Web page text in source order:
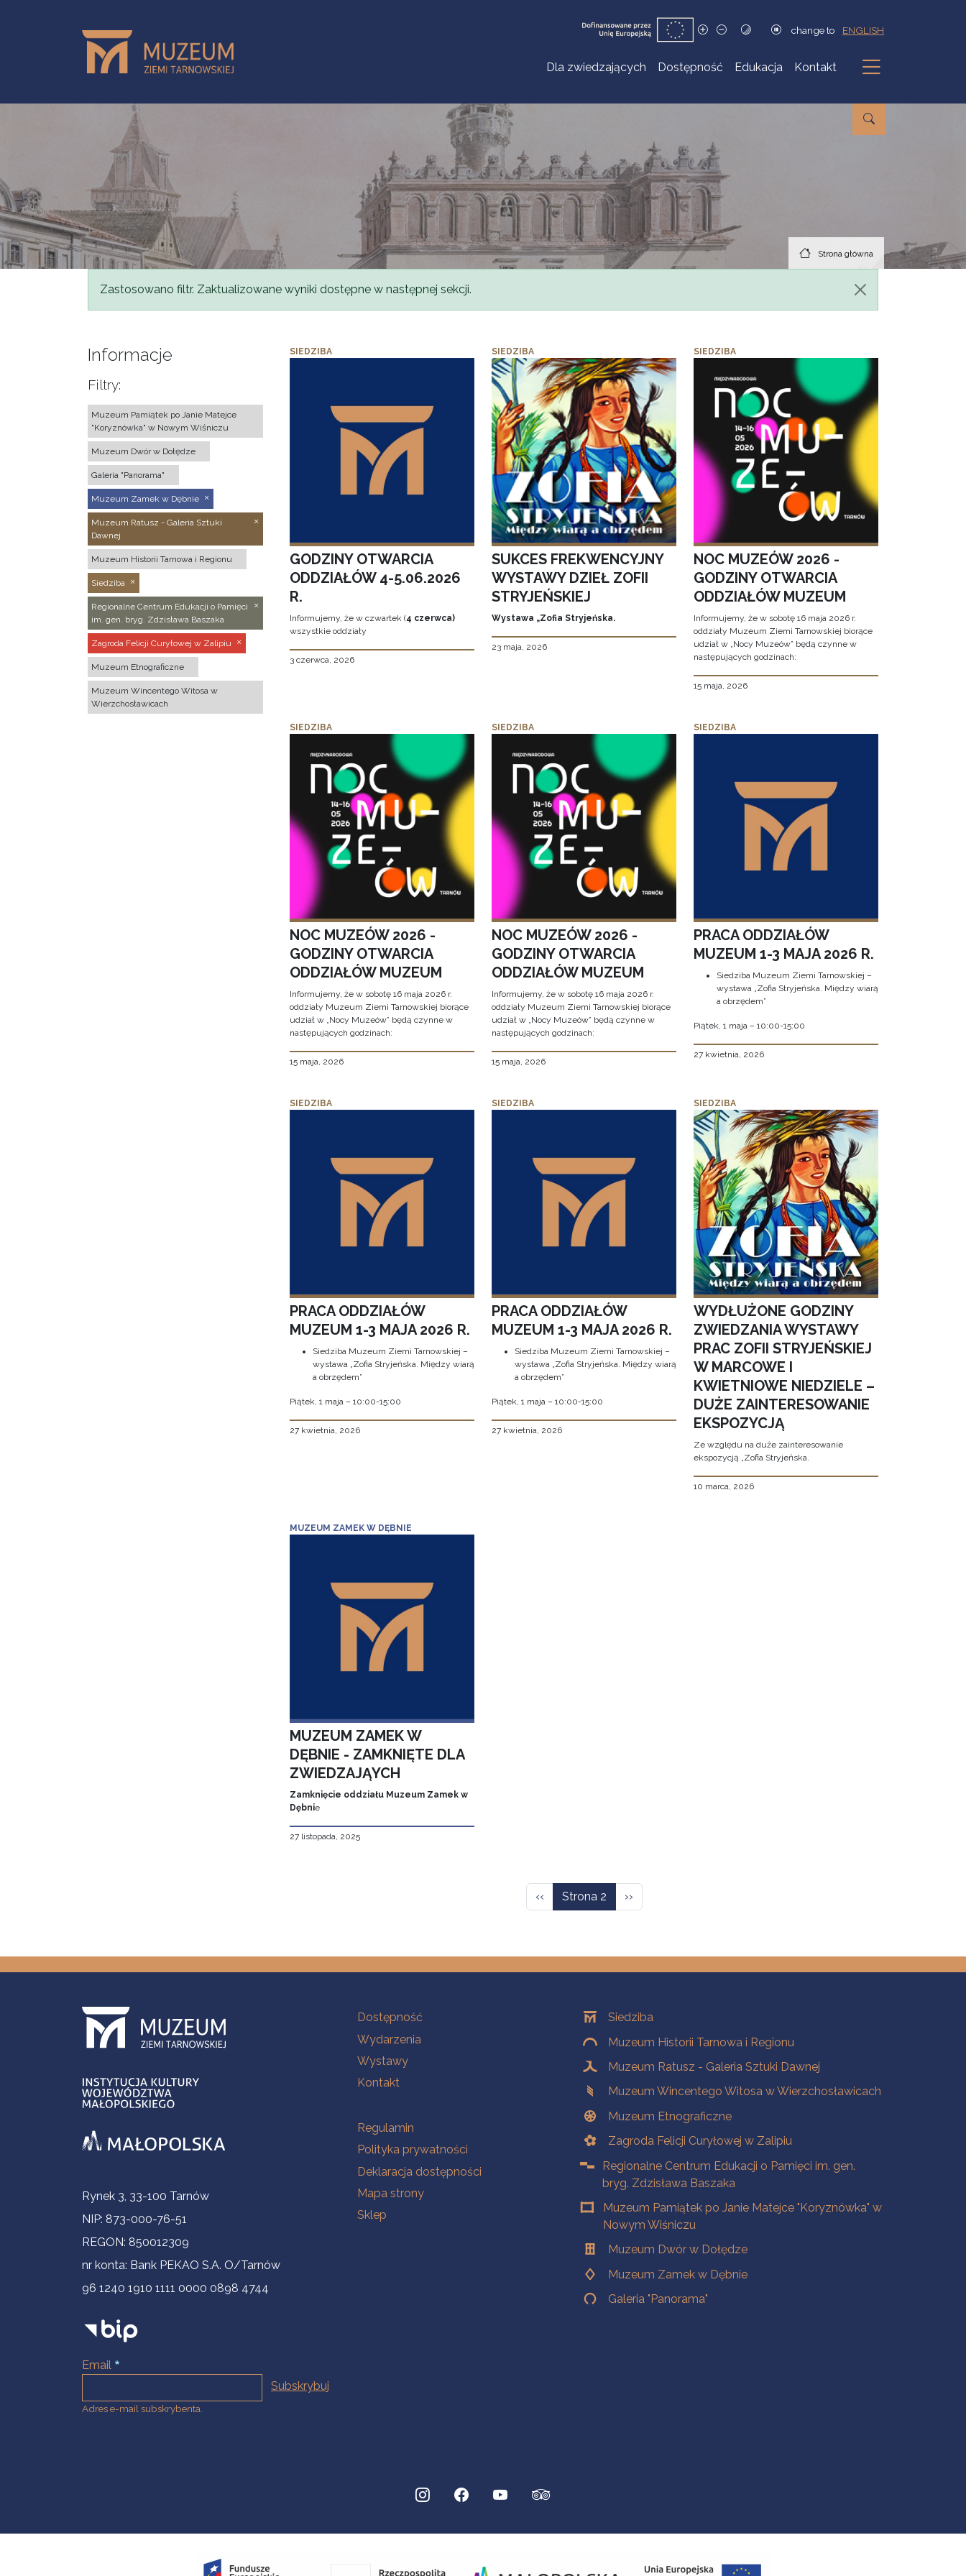
change to ENGLISH
Dla zwiedzających Dostępność Edukacja Kontakt
Podmenu
Strona główna
Komunikat
Zastosowano filtr. Zaktualizowane wyniki dostępne w następnej sekcji.
Informacje
Filtry:
Muzeum Pamiątek po Janie Matejce
"Koryznówka" w Nowym Wiśniczu
Muzeum Dwór w Dołędze
Galeria "Panorama"
Muzeum Zamek w Dębnie
Muzeum Ratusz - Galeria Sztuki
Dawnej
Muzeum Historii Tarnowa i Regionu
Siedziba
Regionalne Centrum Edukacji o Pamięci
im. gen. bryg. Zdzisława Baszaka
Zagroda Felicji Curyłowej w Zalipiu
Muzeum Etnograficzne
Muzeum Wincentego Witosa w
Wierzchosławicach
SIEDZIBA
GODZINY OTWARCIA
ODDZIAŁÓW 4-5.06.2026
R.
Informujemy, że w czwartek (4 czerwca)
wszystkie oddziały
3 czerwca, 2026
SIEDZIBA
SUKCES FREKWENCYJNY
WYSTAWY DZIEŁ ZOFII
STRYJEŃSKIEJ
Wystawa „Zofia Stryjeńska.
23 maja, 2026
SIEDZIBA
NOC MUZEÓW 2026 -
GODZINY OTWARCIA
ODDZIAŁÓW MUZEUM
Informujemy, że w sobotę 16 maja 2026 r.
oddziały Muzeum Ziemi Tarnowskiej biorące
udział w „Nocy Muzeów” będą czynne w
następujących godzinach:
15 maja, 2026
SIEDZIBA
NOC MUZEÓW 2026 -
GODZINY OTWARCIA
ODDZIAŁÓW MUZEUM
Informujemy, że w sobotę 16 maja 2026 r.
oddziały Muzeum Ziemi Tarnowskiej biorące
udział w „Nocy Muzeów” będą czynne w
następujących godzinach:
15 maja, 2026
SIEDZIBA
NOC MUZEÓW 2026 -
GODZINY OTWARCIA
ODDZIAŁÓW MUZEUM
Informujemy, że w sobotę 16 maja 2026 r.
oddziały Muzeum Ziemi Tarnowskiej biorące
udział w „Nocy Muzeów” będą czynne w
następujących godzinach:
15 maja, 2026
SIEDZIBA
PRACA ODDZIAŁÓW
MUZEUM 1-3 MAJA 2026 R.
Siedziba Muzeum Ziemi Tarnowskiej –
wystawa „Zofia Stryjeńska. Między wiarą
a obrzędem”
Piątek, 1 maja – 10:00-15:00
27 kwietnia, 2026
SIEDZIBA
PRACA ODDZIAŁÓW
MUZEUM 1-3 MAJA 2026 R.
Siedziba Muzeum Ziemi Tarnowskiej –
wystawa „Zofia Stryjeńska. Między wiarą
a obrzędem”
Piątek, 1 maja – 10:00-15:00
27 kwietnia, 2026
SIEDZIBA
PRACA ODDZIAŁÓW
MUZEUM 1-3 MAJA 2026 R.
Siedziba Muzeum Ziemi Tarnowskiej –
wystawa „Zofia Stryjeńska. Między wiarą
a obrzędem”
Piątek, 1 maja – 10:00-15:00
27 kwietnia, 2026
SIEDZIBA
WYDŁUŻONE GODZINY
ZWIEDZANIA WYSTAWY
PRAC ZOFII STRYJEŃSKIEJ
W MARCOWE I
KWIETNIOWE NIEDZIELE –
DUŻE ZAINTERESOWANIE
EKSPOZYCJĄ
Ze względu na duże zainteresowanie
ekspozycją „Zofia Stryjeńska.
10 marca, 2026
MUZEUM ZAMEK W DĘBNIE
MUZEUM ZAMEK W
DĘBNIE - ZAMKNIĘTE DLA
ZWIEDZAJĄYCH
Zamknięcie oddziału Muzeum Zamek w
Dębnie
27 listopada, 2025
Poprzednia strona
‹‹ Strona 2 Następna strona
››
Informacje kontaktowe
Rynek 3, 33-100 Tarnów
NIP: 873-000-76-51
REGON: 850012309
nr konta: Bank PEKAO S.A. O/Tarnów
96 1240 1910 1111 0000 0898 4744
Email
Adres e-mail subskrybenta.
Na skróty
Dostępność
Wydarzenia
Wystawy
Kontakt
Na skróty
Regulamin
Polityka prywatności
Deklaracja dostępności
Mapa strony
Sklep
OddziałySiedziba
Muzeum Historii Tarnowa i Regionu
Muzeum Ratusz - Galeria Sztuki Dawnej
Muzeum Wincentego Witosa w Wierzchosławicach
Muzeum Etnograficzne
Zagroda Felicji Curyłowej w Zalipiu
Regionalne Centrum Edukacji o Pamięci im. gen.
bryg. Zdzisława Baszaka
Muzeum Pamiątek po Janie Matejce "Koryznówka" w
Nowym Wiśniczu
Muzeum Dwór w Dołędze
Muzeum Zamek w Dębnie
Galeria "Panorama"